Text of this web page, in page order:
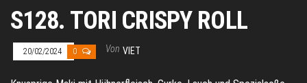
S128. TORI CRISPY ROLL
20/02/2024 0 Von VIET